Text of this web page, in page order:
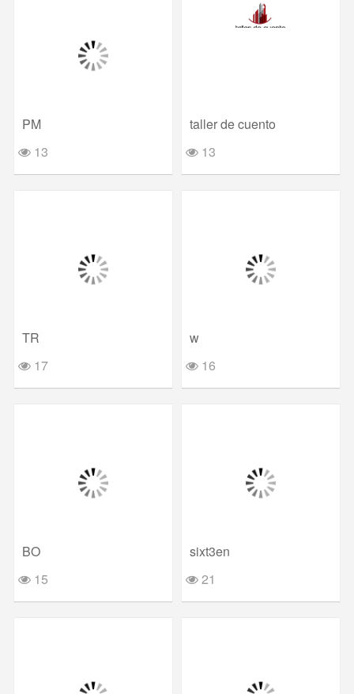
PM
13
taller de cuento
13
TR
17
w
16
BO
15
sixt3en
21